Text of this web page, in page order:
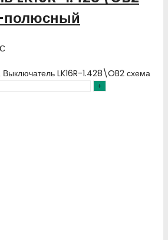
полюсный
Выключатель LK16R-1.428\OB2 схема